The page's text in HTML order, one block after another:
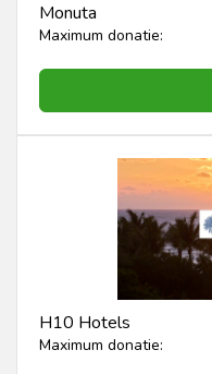
Monuta
Maximum donatie:
H10 Hotels
Maximum donatie: